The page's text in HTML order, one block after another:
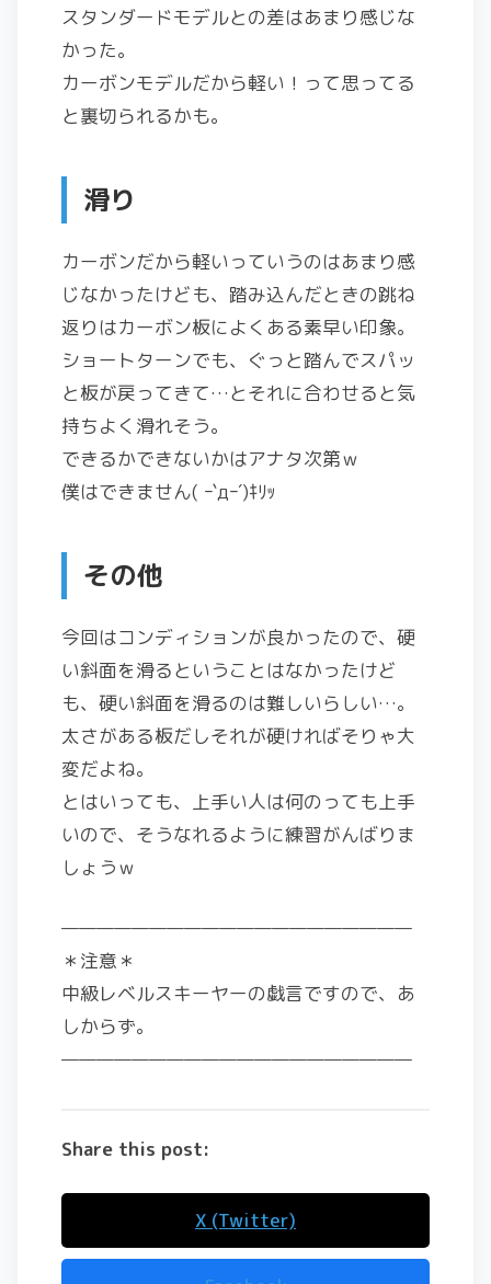
スタンダードモデルとの差はあまり感じな
かった。
カーボンモデルだから軽い！って思ってる
と裏切られるかも。
滑り
カーボンだから軽いっていうのはあまり感
じなかったけども、踏み込んだときの跳ね
返りはカーボン板によくある素早い印象。
ショートターンでも、ぐっと踏んでスパッ
と板が戻ってきて…とそれに合わせると気
持ちよく滑れそう。
できるかできないかはアナタ次第ｗ
僕はできません( ｰ`дｰ´)ｷﾘｯ
その他
今回はコンディションが良かったので、硬
い斜面を滑るということはなかったけど
も、硬い斜面を滑るのは難しいらしい…。
太さがある板だしそれが硬ければそりゃ大
変だよね。
とはいっても、上手い人は何のっても上手
いので、そうなれるように練習がんばりま
しょうｗ
————————————————————
＊注意＊
中級レベルスキーヤーの戯言ですので、あ
しからず。
————————————————————
Share this post:
X (Twitter)